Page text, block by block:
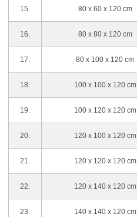
15. 80 x 60 x 120 cm
16. 80 x 80 x 120 cm
17. 80 x 100 x 120 cm
18. 100 x 100 x 120 cm
19. 100 x 120 x 120 cm
20. 120 x 100 x 120 cm
21. 120 x 120 x 120 cm
22. 120 x 140 x 120 cm
23. 140 x 140 x 120 cm